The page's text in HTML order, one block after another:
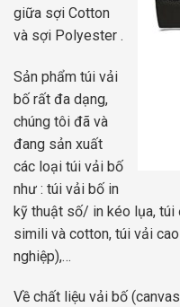
giữa sợi Cotton
và sợi Polyester .
Sản phẩm túi vải
bố rất đa dạng,
chúng tôi đã và
đang sản xuất
các loại túi vải bố
như : túi vải bố in
kỹ thuật số/ in kéo lụa, túi
simili và cotton, túi vải
nghiệp),…
Về chất liệu vải bố